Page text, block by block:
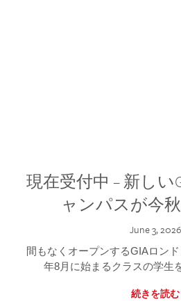
現在受付中 – 新しい
ャンパスが今
June 3, 2026
間もなくオープンするGIAロン
年8月に始まるクラスの学生
続きを読む